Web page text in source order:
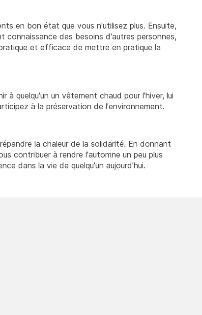
en bon état que vous n'utilisez plus. Ensuite,
des besoins d'autres personnes,
et efficace de mettre en pratique la
à quelqu'un un vêtement chaud pour l'hiver, lui
à la préservation de l'environnement.
la chaleur de la solidarité. En donnant
contribuer à rendre l'automne un peu plus
dans la vie de quelqu'un aujourd'hui.